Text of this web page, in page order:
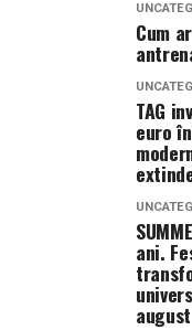
Cum
TAG
euro
ani.
august